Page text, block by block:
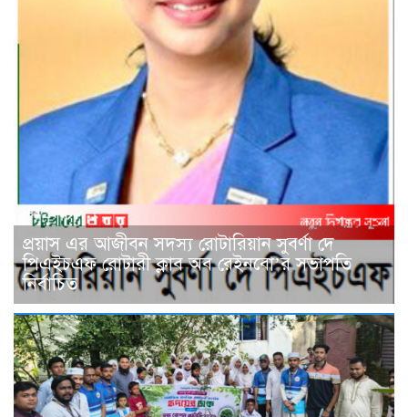
প্রয়াস এর আজীবন সদস্য রোটারিয়ান সুবর্ণা দে
পিএইচএফ রোটারী ক্লাব অব রেইনবো’র সভাপতি
নির্বাচিত